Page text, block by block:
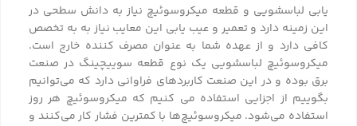
یابی لباسشویی و قطعه میکروسوئیچ نیاز به دانش سطحی در
این زمینه دارد و تعمیر و عیب؜ یابی این معایب نیاز به به تخصص
کافی دارد و از عهده شما به عنوان مصرف کننده خارج است.
میکروسوئیچ لباسشویی یک نوع قطعه سوییچینگ در صنعت
برق بوده و در این صنعت کاربردهای فراوانی دارد که می‌توانیم
بگوییم از اجزایی استفاده می؜ کنیم که میکروسوئیچ هر روز
استفاده می‌شود. میکروسوئیچ‌ها با کمترین فشار کار می‌کنند و